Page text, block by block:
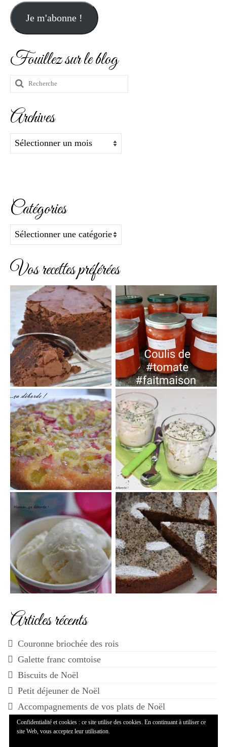
mail
ici
Je m'abonne !
Fouillez sur le blog
Rechercher
Archives
Archives
Catégories
Catégories
Vos recettes préférées
Articles récents
Couronne briochée des rois
Galette franc comtoise
Biscuits de Noël
Petit déjeuner de Noël
Accompagnements de vos plats de Noël
Confidentialité et cookies : ce site utilise des cookies. En continuant à utiliser ce
site Web, vous acceptez leur utilisation.